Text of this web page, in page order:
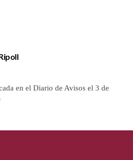
en el Diario de Avisos el 3 de